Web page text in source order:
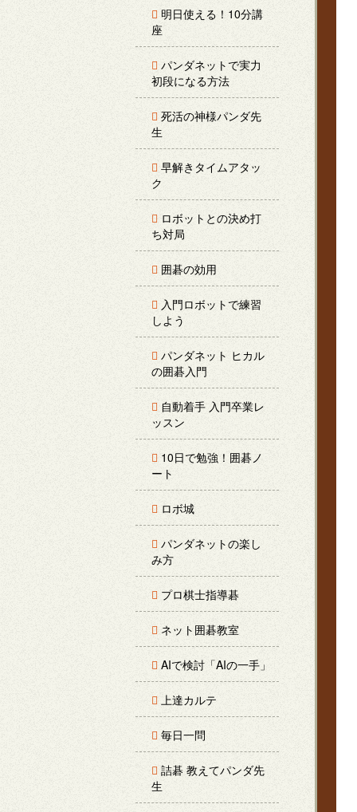
明日使える！10分講
座
パンダネットで実力
初段になる方法
死活の神様パンダ先
生
早解きタイムアタッ
ク
ロボットとの決め打
ち対局
囲碁の効用
入門ロボットで練習
しよう
パンダネット ヒカル
の囲碁入門
自動着手 入門卒業レ
ッスン
10日で勉強！囲碁ノ
ート
ロボ城
パンダネットの楽し
み方
プロ棋士指導碁
ネット囲碁教室
AIで検討「AIの一手」
上達カルテ
毎日一問
詰碁 教えてパンダ先
生